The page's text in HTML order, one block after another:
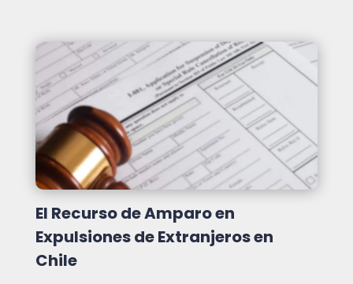
El Recurso de Amparo en
Expulsiones de Extranjeros en
Chile